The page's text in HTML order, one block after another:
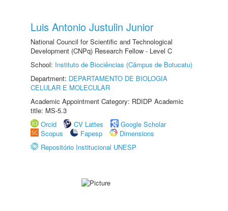
Luis Antonio Justulin Junior
National Council for Scientific and Technological
Development (CNPq) Research Fellow - Level C
School: Instituto de Biociências (Câmpus de Botucatu)
Department: DEPARTAMENTO DE BIOLOGIA
CELULAR E MOLECULAR
Academic Appointment Category: RDIDP Academic
title: MS-5.3
Orcid
CV Lattes
Google Scholar
Scopus
Fapesp
Dimensions
Repositório Institucional UNESP